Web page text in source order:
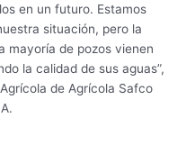
en un futuro. Estamos
situación, pero la
mayoría de pozos vienen
la calidad de sus aguas”,
de Agrícola Safco